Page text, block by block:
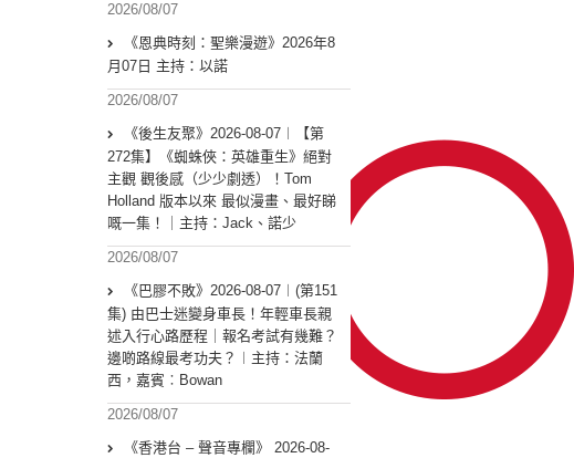
2026/08/07
《恩典時刻：聖樂漫遊》2026年8
月07日 主持：以諾
2026/08/07
《後生友聚》2026-08-07︱【第
272集】《蜘蛛俠：英雄重生》絕對
主觀 觀後感（少少劇透）！Tom
Holland 版本以來 最似漫畫、最好睇
嘅一集！｜主持：Jack、諾少
2026/08/07
《巴膠不敗》2026-08-07︱(第151
集) 由巴士迷變身車長！年輕車長親
述入行心路歷程｜報名考試有幾難？
邊啲路線最考功夫？︱主持：法蘭
西，嘉賓︰Bowan
2026/08/07
《香港台 – 聲音專欄》 2026-08-